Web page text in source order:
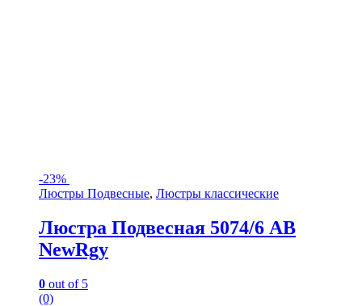
-23%
Люстры Подвесные, Люстры классические
Люстра Подвесная 5074/6 AB
NewRgy
0 out of 5
(0)